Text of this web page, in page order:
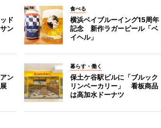
ド
ン
食べる
横浜ベイブルーイング15周年
記念 新作ラガービール「ベ
イヘル」
ン
展
暮らす・働く
保土ケ谷駅ビルに「ブルック
リンベーカリー」 看板商品
は高加水ドーナツ